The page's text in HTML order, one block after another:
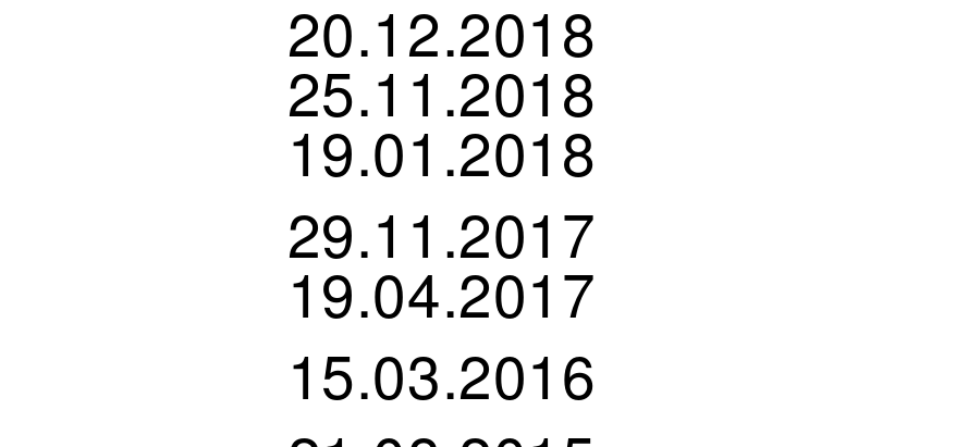
20.12.2018
25.11.2018
19.01.2018
29.11.2017
19.04.2017
15.03.2016